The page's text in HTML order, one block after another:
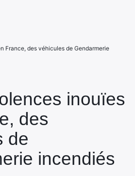
inouïes
des
de
incendiés
France, des véhicules de Gendarmerie